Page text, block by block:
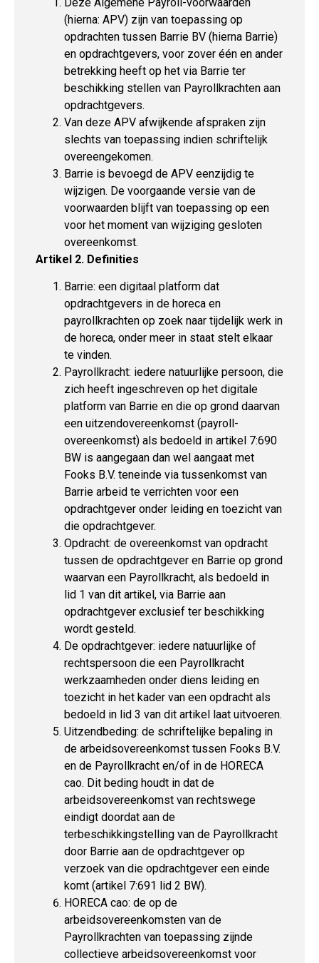
(hierna: APV) zijn van toepassing op
opdrachten tussen Barrie BV (hierna Barrie)
en opdrachtgevers, voor zover één en ander
betrekking heeft op het via Barrie ter
beschikking stellen van Payrollkrachten aan
opdrachtgevers.
Van deze APV afwijkende afspraken zijn
slechts van toepassing indien schriftelijk
overeengekomen.
Barrie is bevoegd de APV eenzijdig te
wijzigen. De voorgaande versie van de
voorwaarden blijft van toepassing op een
voor het moment van wijziging gesloten
overeenkomst.
Artikel 2. Definities
Barrie: een digitaal platform dat
opdrachtgevers in de horeca en
payrollkrachten op zoek naar tijdelijk werk in
de horeca, onder meer in staat stelt elkaar
te vinden.
Payrollkracht: iedere natuurlijke persoon, die
zich heeft ingeschreven op het digitale
platform van Barrie en die op grond daarvan
een uitzendovereenkomst (payroll-
overeenkomst) als bedoeld in artikel 7:690
BW is aangegaan dan wel aangaat met
Fooks B.V. teneinde via tussenkomst van
Barrie arbeid te verrichten voor een
opdrachtgever onder leiding en toezicht van
die opdrachtgever.
Opdracht: de overeenkomst van opdracht
tussen de opdrachtgever en Barrie op grond
waarvan een Payrollkracht, als bedoeld in
lid 1 van dit artikel, via Barrie aan
opdrachtgever exclusief ter beschikking
wordt gesteld.
De opdrachtgever: iedere natuurlijke of
rechtspersoon die een Payrollkracht
werkzaamheden onder diens leiding en
toezicht in het kader van een opdracht als
bedoeld in lid 3 van dit artikel laat uitvoeren.
Uitzendbeding: de schriftelijke bepaling in
de arbeidsovereenkomst tussen Fooks B.V.
en de Payrollkracht en/of in de HORECA
cao. Dit beding houdt in dat de
arbeidsovereenkomst van rechtswege
eindigt doordat aan de
terbeschikkingstelling van de Payrollkracht
door Barrie aan de opdrachtgever op
verzoek van die opdrachtgever een einde
komt (artikel 7:691 lid 2 BW).
HORECA cao: de op de
arbeidsovereenkomsten van de
Payrollkrachten van toepassing zijnde
collectieve arbeidsovereenkomst voor